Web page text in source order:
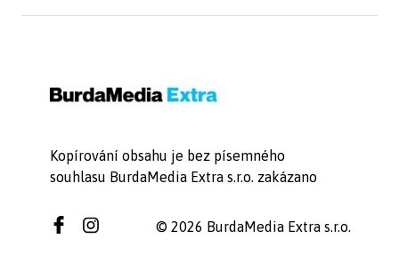
Kopírování obsahu je bez písemného
souhlasu BurdaMedia Extra s.r.o. zakázano
© 2026 BurdaMedia Extra s.r.o.